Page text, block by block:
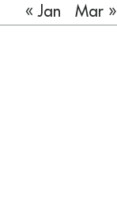
« Jan
Mar »